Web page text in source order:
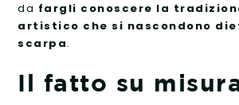
da fargli conoscere la
artistico che si nascondono
scarpa.
Il fatto su